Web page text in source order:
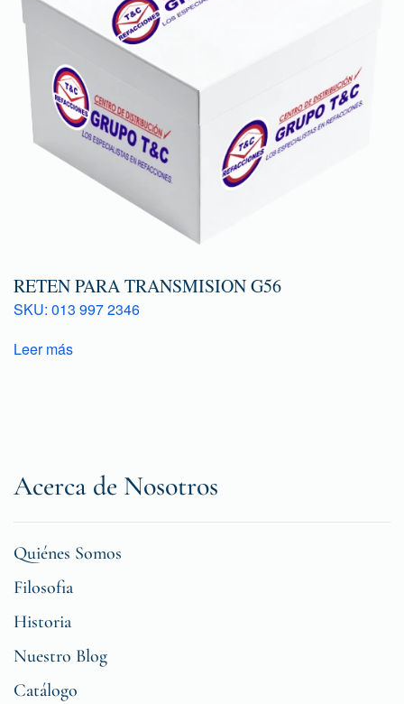
RETEN PARA TRANSMISION G56
SKU: 013 997 2346
Leer más
Acerca de Nosotros
Quiénes Somos
Filosofia
Historia
Nuestro Blog
Catálogo